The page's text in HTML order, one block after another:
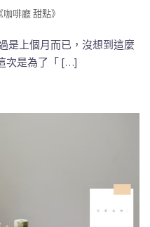
咖啡廳 甜點》
是上個月而已，沒想到這麼
次是為了「 […]